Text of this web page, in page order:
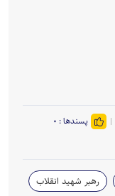
پسندها : ۰
رهبر شهید انقلاب